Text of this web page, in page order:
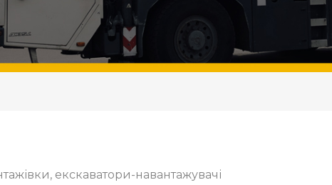
екскаватори-навантажувачі